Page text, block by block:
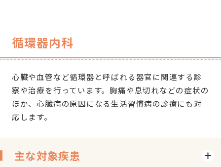
循環器内科
心臓や血管など循環器と呼ばれる器官に関連する診
察や治療を行っています。胸痛や息切れなどの症状の
ほか、心臓病の原因になる生活習慣病の診療にも対
応します。
主な対象疾患